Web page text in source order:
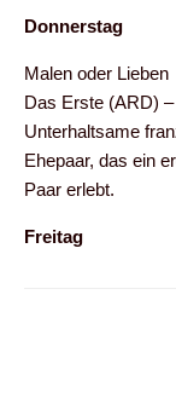
Donnerstag
Malen oder Lieben
Das Erste (ARD)
Unterhaltsame
Ehepaar, das ein
Paar erlebt.
Freitag